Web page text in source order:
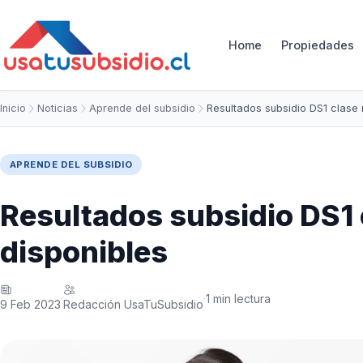
Home Propiedades
Inicio Noticias Aprende del subsidio Resultados subsidio DS1
APRENDE DEL SUBSIDIO
Resultados subsidio
disponibles
9 Feb 2023·Redacción UsaTuSubsidio·1 min lectura